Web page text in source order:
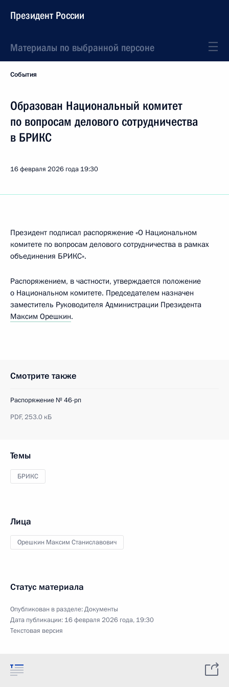
Президент России
Материалы по выбранной персоне
События
Образован Национальный комитет
по вопросам делового сотрудничества
в БРИКС
16 февраля 2026 года 19:30
Президент подписал распоряжение «О Национальном
комитете по вопросам делового сотрудничества в рамках
объединения БРИКС».
Распоряжением, в частности, утверждается положение
о Национальном комитете. Председателем назначен
заместитель Руководителя Администрации Президента
Максим Орешкин.
Смотрите также
Распоряжение № 46-рп
PDF,253.0 кБ
Темы
БРИКС
Лица
Орешкин Максим Станиславович
Статус материала
Опубликован в разделе:Документы
Дата публикации: 16 февраля 2026 года, 19:30
Текстовая версия